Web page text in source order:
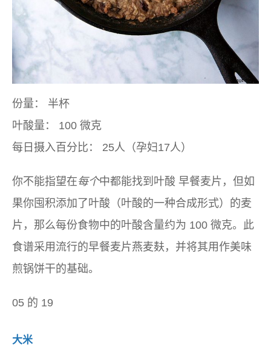
份量：
半杯
叶酸量：
100 微克
每日摄入百分比：
25人（孕妇17人）
你不能指望在每个中都能找到叶酸 早餐麦片，但如
果你囤积添加了叶酸（叶酸的一种合成形式）的麦
片，那么每份食物中的叶酸含量约为 100 微克。此
食谱采用流行的早餐麦片燕麦麸，并将其用作美味
煎锅饼干的基础。
05 的 19
大米